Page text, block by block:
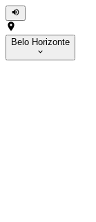
Belo Horizonte